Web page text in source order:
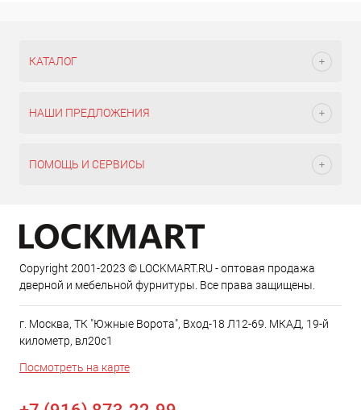
КАТАЛОГ
НАШИ ПРЕДЛОЖЕНИЯ
ПОМОЩЬ И СЕРВИСЫ
Copyright 2001-2023 © LOCKMART.RU - оптовая продажа
дверной и мебельной фурнитуры. Все права защищены.
г. Москва, ТК "Южные Ворота", Вход-18 Л12-69. МКАД, 19-й
километр, вл20с1
Посмотреть на карте